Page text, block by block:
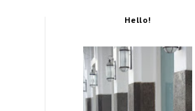
Hello!